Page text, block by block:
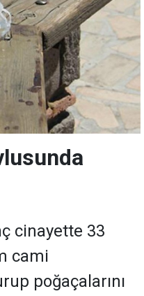
cinayette 33
cami
poğaçalarını